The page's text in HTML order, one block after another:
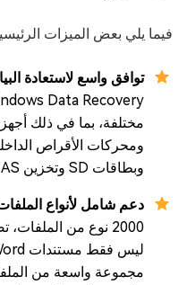
فيما يلي بعض الميزات
توافق واسع لاستعادة
مختلفة، بما في ذلك
وبطاقات SD وتخزين NAS.
دعم شامل لأنواع
2000 نوع من
مجموعة واسعة من